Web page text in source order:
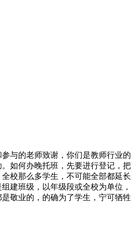
与的老师致谢，你们是教师行业的
如何办晚托班，先要进行登记，把
校那么多学生，不可能全部都延长
建班级，以年级段或全校为单位，
敬业的，的确为了学生，宁可牺牲